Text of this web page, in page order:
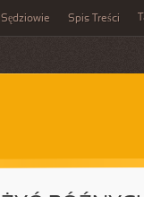
Sędziowie Spis Treści